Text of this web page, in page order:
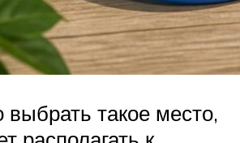
такое место,